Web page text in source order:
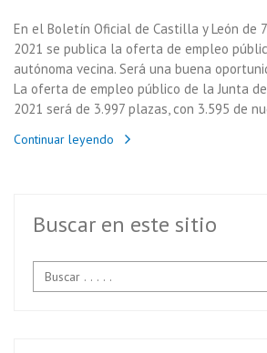
En el Boletín Oficial de Castilla y León de
2021 se publica la oferta de empleo
autónoma vecina. Será una buena
La oferta de empleo público de la Junta
2021 será de 3.997 plazas, con 3.595 de
Continuar leyendo
Buscar en este sitio